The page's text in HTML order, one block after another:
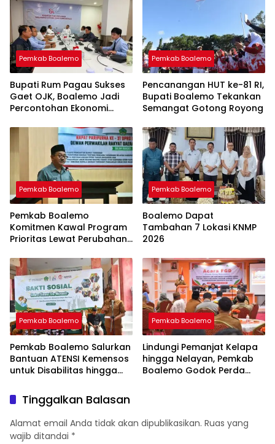
Pemkab Boalemo
Bupati Rum Pagau Sukses
Gaet OJK, Boalemo Jadi
Percontohan Ekonomi
Pemkab Boalemo
Pencanangan HUT ke-81 RI,
Bupati Boalemo Tekankan
Semangat Gotong Royong
Pemkab Boalemo
Pemkab Boalemo
Komitmen Kawal Program
Prioritas Lewat Perubahan
Pemkab Boalemo
Boalemo Dapat
Tambahan 7 Lokasi KNMP
2026
Pemkab Boalemo
Pemkab Boalemo Salurkan
Bantuan ATENSI Kemensos
untuk Disabilitas hingga
Pemkab Boalemo
Lindungi Pemanjat Kelapa
hingga Nelayan, Pemkab
Boalemo Godok Perda
Tinggalkan Balasan
Alamat email Anda tidak akan dipublikasikan. Ruas yang
wajib ditandai *